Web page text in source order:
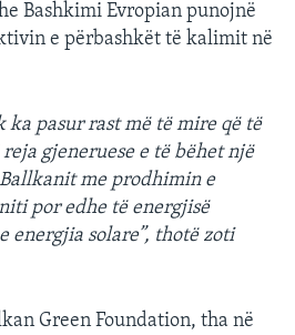
Bashkimi Evropian punojnë
e përbashkët të kalimit në
ka pasur rast më të mire që të
gjeneruese e të bëhet një
me prodhimin e
por edhe të energjisë
energjia solare”, thotë zoti
Green Foundation, tha në